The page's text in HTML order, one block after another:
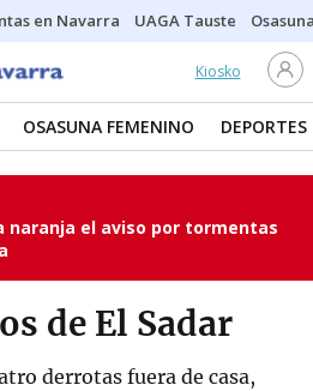
en Navarra UAGA Tauste
Kiosko
OSASUNA FEMENINO DEPORTES
naranja el aviso por tormentas
de El Sadar
derrotas fuera de casa,